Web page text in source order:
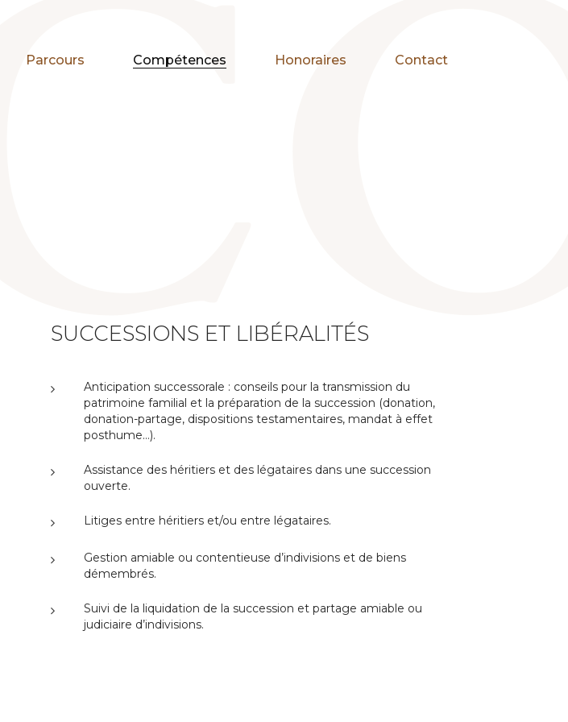
Parcours Compétences Honoraires Contact
SUCCESSIONS ET LIBÉRALITÉS
Anticipation successorale : conseils pour la transmission du
patrimoine familial et la préparation de la succession (donation,
donation-partage, dispositions testamentaires, mandat à effet
posthume…).
Assistance des héritiers et des légataires dans une succession
ouverte.
Litiges entre héritiers et/ou entre légataires.
Gestion amiable ou contentieuse d’indivisions et de biens
démembrés.
Suivi de la liquidation de la succession et partage amiable ou
judiciaire d’indivisions.